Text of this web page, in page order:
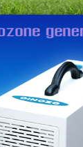
ลิตโอโซน (น้ำ-อากาศ)